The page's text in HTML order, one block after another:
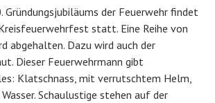
Gründungsjubiläums der Feuerwehr findet
statt. Eine Reihe von
abgehalten. Dazu wird auch der
Dieser Feuerwehrmann gibt
Klatschnass, mit verrutschtem Helm,
Schaulustige stehen auf der